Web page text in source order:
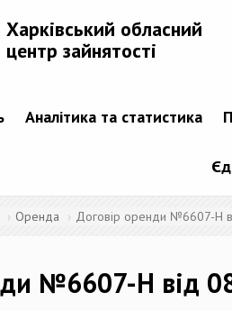
Харківський обласний
центр зайнятості
Аналітика та статистика
Оренда Договір оренди №6607-Н
№6607-Н від